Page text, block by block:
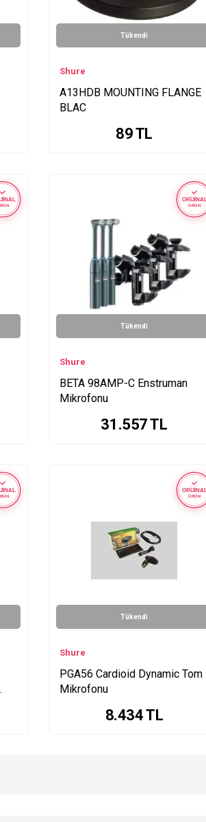
Tükendi
Shure
A13HDB MOUNTING FLANGE
BLAC
89TL
Tükendi
ORİJİNAL
ÜRÜN
Shure
BETA 98AMP-C Enstruman
Mikrofonu
31.557TL
Tükendi
ORİJİNAL
ÜRÜN
Shure
PGA56 Cardioid Dynamic Tom
Mikrofonu
8.434TL